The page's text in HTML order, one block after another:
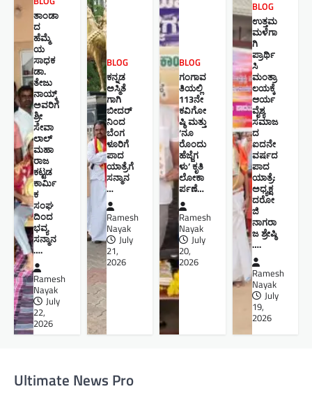
ತಾಂಡಾ
ದ
ಹೆಮ್ಮೆ
ಯ
ಸಾಧಕ
ಡಾ.
ತೇಜು
ನಾಯ್ಕ್
ಅವರಿಗೆ
ಶ್ರೀ
ಸೇವಾ
ಲಾಲ್
ಮಹಾ
ರಾಜ
ಕಟ್ಟಡ
ಕಾರ್ಮಿ
ಕ
ಸಂಘ
ದಿಂದ
ಭವ್ಯ
ಸನ್ಮಾನ
….
Ramesh
Nayak
July
22,
2026
BLOG
ಕನ್ನಡ
ಅಸ್ಮಿತೆ
ಗಾಗಿ
ಬೀದರ್
ನಿಂದ
ಬೆಂಗ
ಳೂರಿಗೆ
ಪಾದ
ಯಾತ್ರೆಗೆ
ಸನ್ಮಾನ
…
Ramesh
Nayak
July
21,
2026
BLOG
ಗಂಗಾವ
ತಿಯಲ್ಲಿ
113ನೇ
ಕವಿಗೋ
ಷ್ಠಿ ಮತ್ತು
‘ನೂ
ರೊಂದು
ಹೆಜ್ಜೆಗ
ಳು’ ಕೃತಿ
ಲೋಕಾ
ರ್ಪಣೆ…
Ramesh
Nayak
July
20,
2026
BLOG
ಉತ್ತಮ
ಮಳೆಗಾ
ಗಿ
ಪ್ರಾರ್ಥಿ
ಸಿ
ಮಂತ್ರಾ
ಲಯಕ್ಕೆ
ಆರ್ಯ
ವೈಶ್ಯ
ಸಮಾಜ
ದ
ಐದನೇ
ವರ್ಷದ
ಪಾದ
ಯಾತ್ರೆ:
ಅಧ್ಯಕ್ಷ
ದರೋ
ಜಿ
ನಾಗರಾ
ಜ ಶ್ರೇಷ್ಠಿ ​
….
Ramesh
Nayak
July
19,
2026
Ultimate News Pro